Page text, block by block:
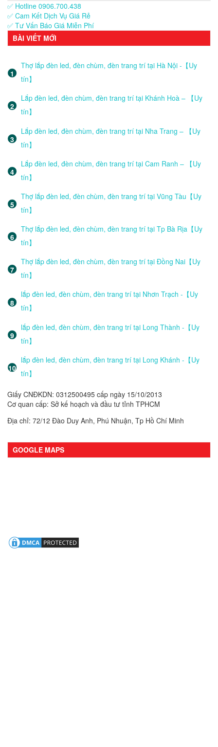
✅ Hotline 0906.700.438
✅ Cam Kết Dịch Vụ Giá Rẻ
✅ Tư Vấn Báo Giá Miễn Phí
BÀI VIẾT MỚI
Thợ lắp đèn led, đèn chùm, đèn trang trí tại Hà Nội -【Uy
tín】
Lắp đèn led, đèn chùm, đèn trang trí tại Khánh Hoà – 【Uy
tín】
Lắp đèn led, đèn chùm, đèn trang trí tại Nha Trang – 【Uy
tín】
Lắp đèn led, đèn chùm, đèn trang trí tại Cam Ranh – 【Uy
tín】
Thợ lắp đèn led, đèn chùm, đèn trang trí tại Vũng Tàu【Uy
tín】
Thợ lắp đèn led, đèn chùm, đèn trang trí tại Tp Bà Rịa【Uy
tín】
Thợ lắp đèn led, đèn chùm, đèn trang trí tại Đồng Nai【Uy
tín】
lắp đèn led, đèn chùm, đèn trang trí tại Nhơn Trạch -【Uy
tín】
lắp đèn led, đèn chùm, đèn trang trí tại Long Thành -【Uy
tín】
lắp đèn led, đèn chùm, đèn trang trí tại Long Khánh -【Uy
tín】
Giấy CNĐKDN: 0312500495 cấp ngày 15/10/2013
Cơ quan cấp: Sở kế hoạch và đầu tư tỉnh TPHCM
Địa chỉ: 72/12 Đào Duy Anh, Phú Nhuận, Tp Hồ Chí Minh
GOOGLE MAPS